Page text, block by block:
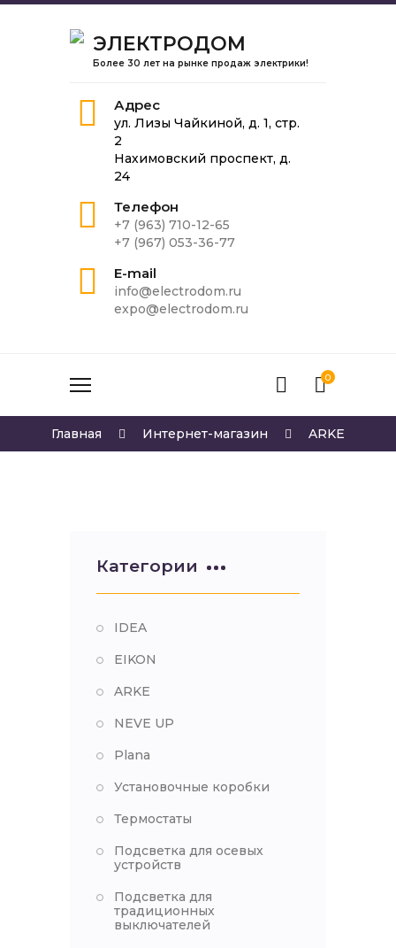
ЭЛЕКТРОДОМ
Более 30 лет на рынке продаж электрики!
Адрес
ул. Лизы Чайкиной, д. 1, стр.
2
Нахимовский проспект, д.
24
Телефон
+7 (963) 710-12-65
+7 (967) 053-36-77
E-mail
info@electrodom.ru
expo@electrodom.ru
0
Главная Интернет-магазин ARKE
Категории
IDEA
EIKON
ARKE
NEVE UP
Plana
Установочные коробки
Термостаты
Подсветка для осевых
устройств
Подсветка для
традиционных
выключателей